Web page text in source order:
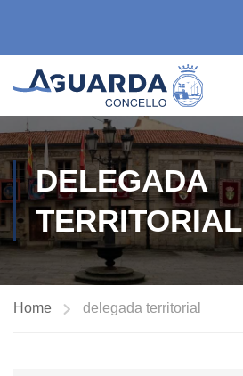
DELEGADA
TERRITORIAL
Home delegada territorial